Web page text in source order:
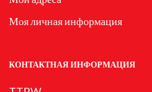
Моя личная информация
КОНТАКТНАЯ ИНФОРМАЦИЯ